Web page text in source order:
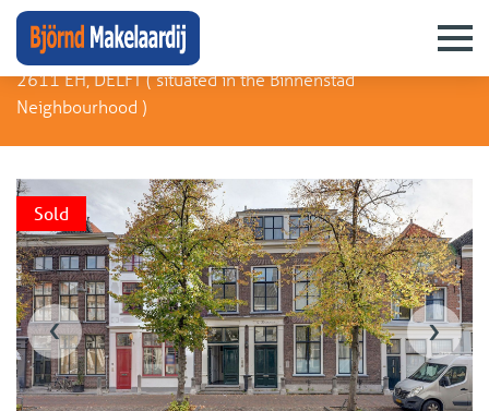
Koornmarkt 48 E
2611 EH, DELFT (situated in the Binnenstad
Neighbourhood )
Sold
‹ ›